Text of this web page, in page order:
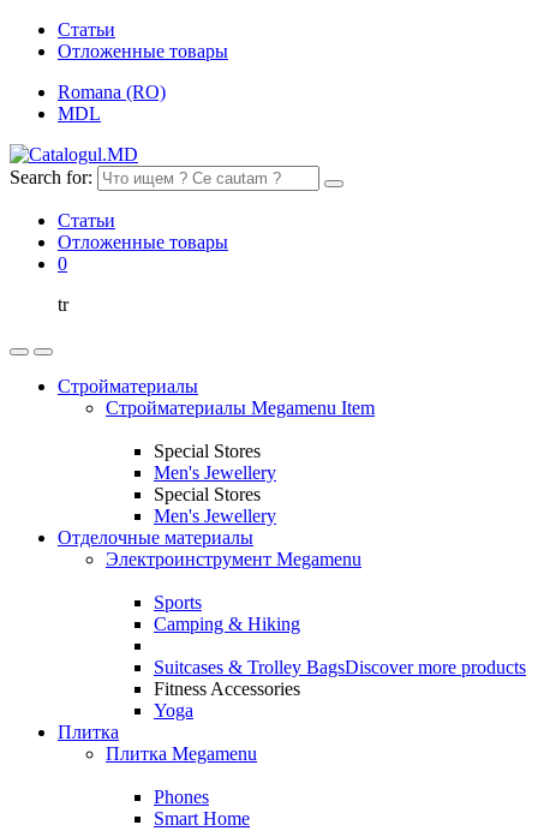
Статьи
Отложенные товары
Romana (RO)
MDL
Search for:
Статьи
Отложенные товары
0
tr
Стройматериалы
Стройматериалы Megamenu Item
Special Stores
Men's Jewellery
Special Stores
Men's Jewellery
Отделочные материалы
Электроинструмент Megamenu
Sports
Camping & Hiking
Suitcases & Trolley BagsDiscover more products
Fitness Accessories
Yoga
Плитка
Плитка Megamenu
Phones
Smart Home